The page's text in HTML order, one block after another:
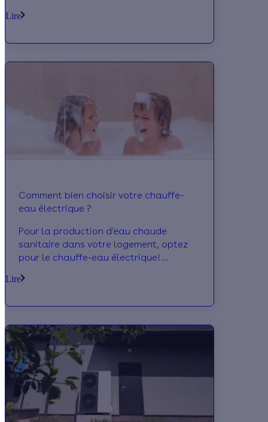
aide financière lors de vos travaux
Découvrez notre guide des aides
énergétiques !
Lire
Comment bien choisir votre chauffe-
eau électrique ?
Pour la production d'eau chaude
sanitaire dans votre logement, optez
pour le chauffe-eau électrique!
choisir son chauffe-eau!
Lire